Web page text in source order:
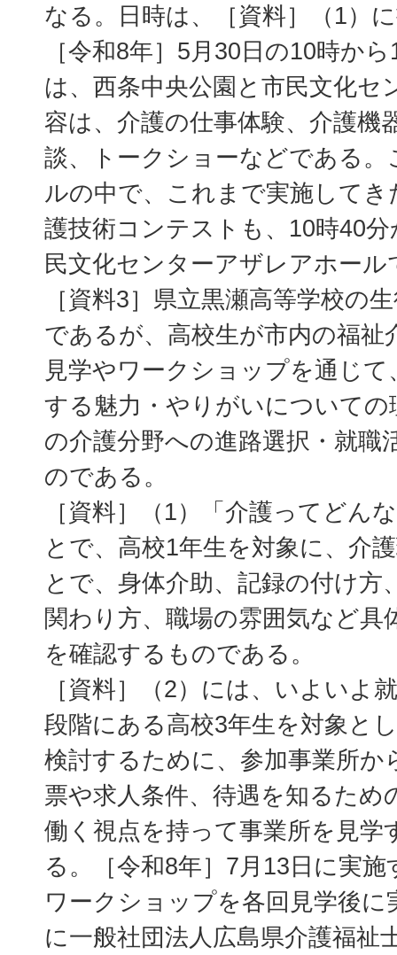
なる。日時は、［資料］（1）
［令和8年］5月30日の10時か
は、西条中央公園と市民文化セ
容は、介護の仕事体験、介護機
談、トークショーなどである
ルの中で、これまで実施してき
護技術コンテストも、10時40
民文化センターアザレアホール
［資料3］県立黒瀬高等学校の
であるが、高校生が市内の福祉
見学やワークショップを通じ
する魅力・やりがいについての
の介護分野への進路選択・就職
のである。
［資料］（1）「介護ってどん
とで、高校1年生を対象に、介
とで、身体介助、記録の付け方
関わり方、職場の雰囲気など具
を確認するものである。
［資料］（2）には、いよいよ
段階にある高校3年生を対象と
検討するために、参加事業所か
票や求人条件、待遇を知るため
働く視点を持って事業所を見学
る。［令和8年］7月13日に実施
ワークショップを各回見学後に
に一般社団法人広島県介護福祉